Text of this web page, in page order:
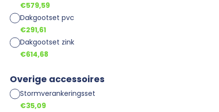
€579,59
Dakgootset pvc
€291,61
Dakgootset zink
€614,68
Overige accessoires
Stormverankeringsset
€35,09